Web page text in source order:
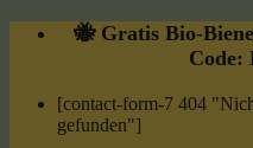
Skip
🐝 Gratis Bio-
Code:
[contact-form-7 404
gefunden"]